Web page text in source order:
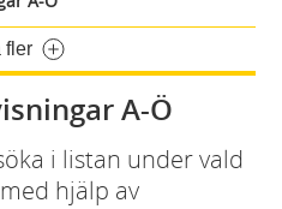
fler
A-Ö
i listan under vald
hjälp av